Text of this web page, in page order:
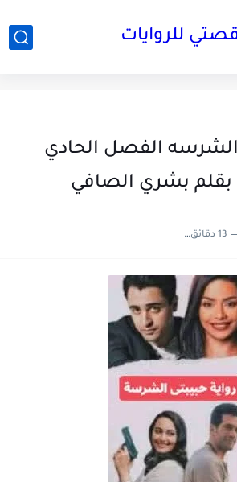
للروايات
الفصل الحادي
13 دقائق للقراءة